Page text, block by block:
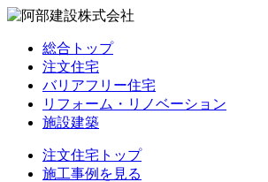
総合トップ
注文住宅
バリアフリー住宅
リフォーム・リノベーション
施設建築
注文住宅トップ
施工事例を見る